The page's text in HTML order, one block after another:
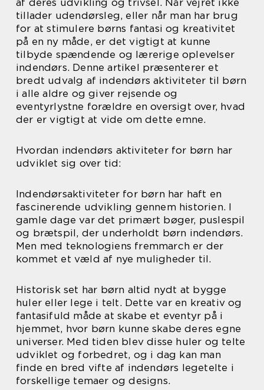
af deres udvikling og trivsel. Når vejret ikke
tillader udendørsleg, eller når man har brug
for at stimulere børns fantasi og kreativitet
på en ny måde, er det vigtigt at kunne
tilbyde spændende og lærerige oplevelser
indendørs. Denne artikel præsenterer et
bredt udvalg af indendørs aktiviteter til børn
i alle aldre og giver rejsende og
eventyrlystne forældre en oversigt over, hvad
der er vigtigt at vide om dette emne.
Hvordan indendørs aktiviteter for børn har
udviklet sig over tid:
Indendørsaktiviteter for børn har haft en
fascinerende udvikling gennem historien. I
gamle dage var det primært bøger, puslespil
og brætspil, der underholdt børn indendørs.
Men med teknologiens fremmarch er der
kommet et væld af nye muligheder til.
Historisk set har børn altid nydt at bygge
huler eller lege i telt. Dette var en kreativ og
fantasifuld måde at skabe et eventyr på i
hjemmet, hvor børn kunne skabe deres egne
universer. Med tiden blev disse huler og telte
udviklet og forbedret, og i dag kan man
finde en bred vifte af indendørs legetelte i
forskellige temaer og designs.